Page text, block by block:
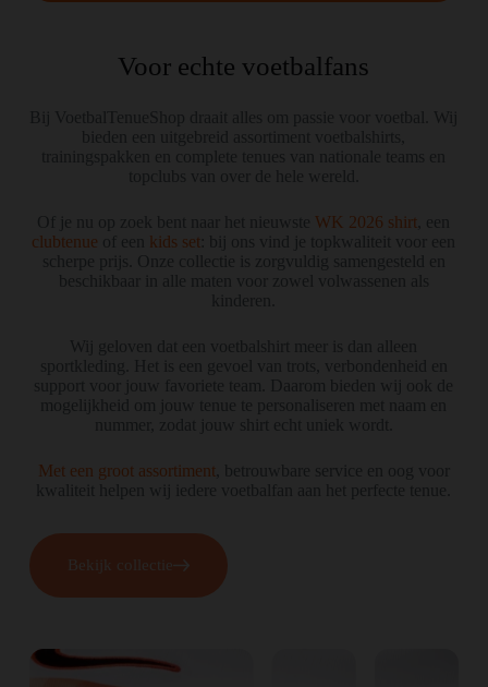
Voor echte voetbalfans
WK 2026 shirt
clubtenue
kids set
Met een groot assortiment, betrouwbare service en oog voor
Bekijk collectie